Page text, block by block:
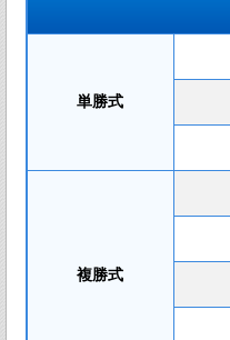
単勝式
複勝式